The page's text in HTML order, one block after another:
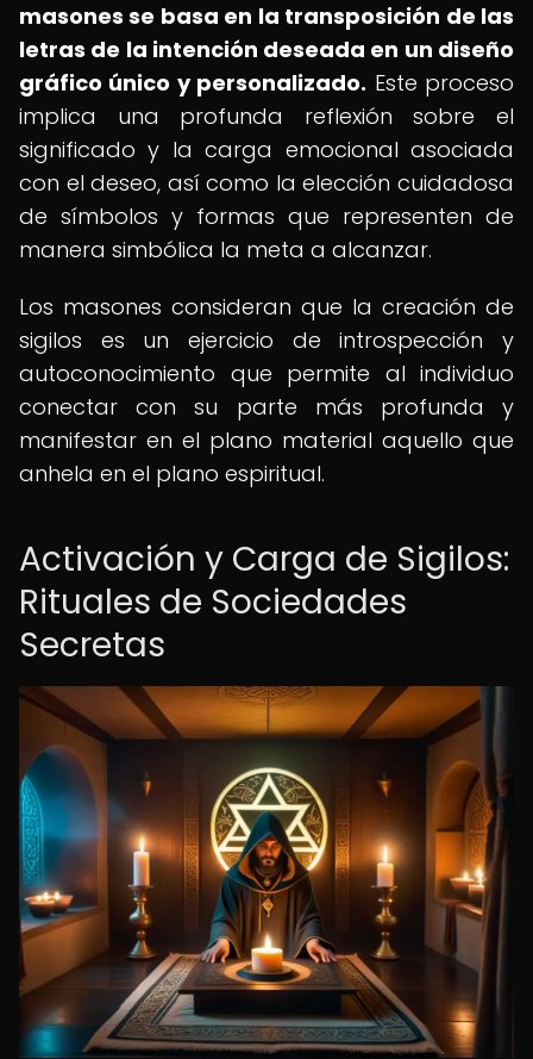
masones se basa en la transposición de las
letras de la intención deseada en un diseño
gráfico único y personalizado. Este proceso
implica una profunda reflexión sobre el
significado y la carga emocional asociada
con el deseo, así como la elección cuidadosa
de símbolos y formas que representen de
manera simbólica la meta a alcanzar.
Los masones consideran que la creación de
sigilos es un ejercicio de introspección y
autoconocimiento que permite al individuo
conectar con su parte más profunda y
manifestar en el plano material aquello que
anhela en el plano espiritual.
Activación y Carga de Sigilos:
Rituales de Sociedades
Secretas